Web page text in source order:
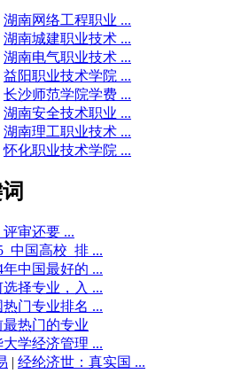
湖南网络工程职业 ...
湖南城建职业技术 ...
湖南电气职业技术 ...
益阳职业技术学院 ...
长沙师范学院学费 ...
湖南安全技术职业 ...
湖南理工职业技术 ...
怀化职业技术学院 ...
评审还要 ...
中国高校_排 ...
年中国最好的 ...
选择专业，入 ...
热门专业排名 ...
最热门的专业
大学经济管理 ...
| 经纶济世：真实国 ...